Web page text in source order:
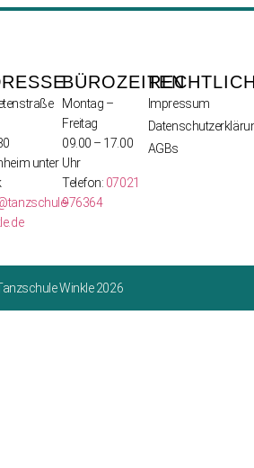
unter
BÜROZEITEN
Montag –
Freitag
09.00 – 17.00
Uhr
Telefon: 07021
976364
Impressum
AGBs
Winkle 2026